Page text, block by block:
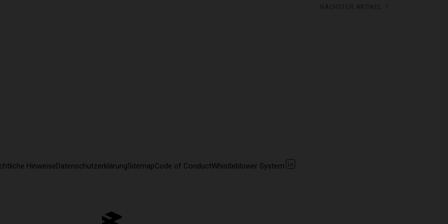
Nächster Artikel
HinweiseDatenschutzerklärungSitemapCode of ConductWhistleblower System